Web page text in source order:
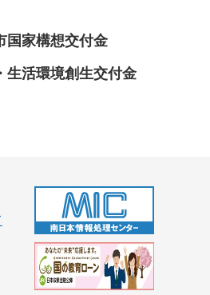
国家構想交付金
生活環境創生交付金